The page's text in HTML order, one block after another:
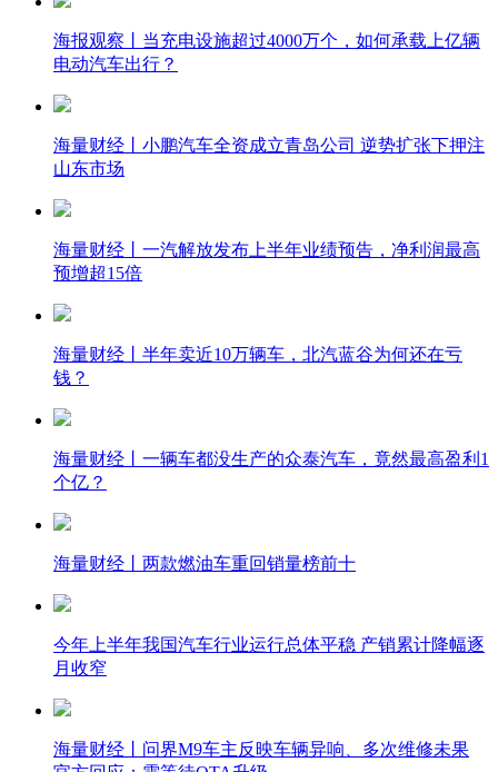
海报观察丨当充电设施超过4000万个，如何承载上亿辆
电动汽车出行？
海量财经丨小鹏汽车全资成立青岛公司 逆势扩张下押注
山东市场
海量财经丨一汽解放发布上半年业绩预告，净利润最高
预增超15倍
海量财经丨半年卖近10万辆车，北汽蓝谷为何还在亏
钱？
海量财经丨一辆车都没生产的众泰汽车，竟然最高盈利1
个亿？
海量财经丨两款燃油车重回销量榜前十
今年上半年我国汽车行业运行总体平稳 产销累计降幅逐
月收窄
海量财经丨问界M9车主反映车辆异响、多次维修未果